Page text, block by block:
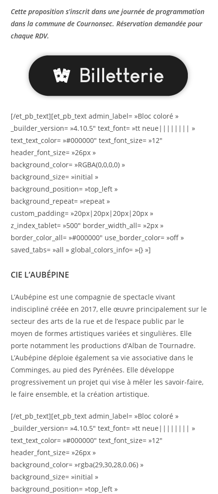
Cette proposition s’inscrit dans une journée de programmation
dans la commune de Cournonsec. Réservation demandée pour
chaque RDV.
[/et_pb_text][et_pb_text admin_label= »Bloc coloré »
_builder_version= »4.10.5″ text_font= »tt neue|||||||| »
text_text_color= »#000000″ text_font_size= »12″
header_font_size= »26px »
background_color= »RGBA(0,0,0,0) »
background_size= »initial »
background_position= »top_left »
background_repeat= »repeat »
custom_padding= »20px|20px|20px|20px »
z_index_tablet= »500″ border_width_all= »2px »
border_color_all= »#000000″ use_border_color= »off »
saved_tabs= »all » global_colors_info= »{} »]
CIE L’AUBÉPINE
L’Aubépine est une compagnie de spectacle vivant
indiscipliné créée en 2017, elle œuvre principalement sur le
secteur des arts de la rue et de l’espace public par le
moyen de formes artistiques variées et singulières. Elle
porte notamment les productions d’Alban de Tournadre.
L’Aubépine déploie également sa vie associative dans le
Comminges, au pied des Pyrénées. Elle développe
progressivement un projet qui vise à mêler les savoir-faire,
le faire ensemble, et la création artistique.
[/et_pb_text][et_pb_text admin_label= »Bloc coloré »
_builder_version= »4.10.5″ text_font= »tt neue|||||||| »
text_text_color= »#000000″ text_font_size= »12″
header_font_size= »26px »
background_color= »rgba(29,30,28,0.06) »
background_size= »initial »
background_position= »top_left »